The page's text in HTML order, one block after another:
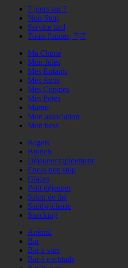
7 jours sur 7
Non-Stop
Service tard
Toute l'année, 7j/7
Ma Chérie
Mon Jules
Mes Enfants
Mes Amis
Mes Copines
Mes Potes
Mamie
Mon association
Mon boss
Bagels
Brunch
Déjeuner rapidement
Encas non stop
Glaces
Petit déjeuner
Salon de thé
Sandwicherie
Snacking
Apéritif
Bar
Bar à vins
Bar à cocktails